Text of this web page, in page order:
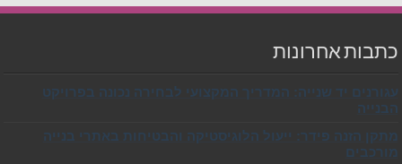
כתבות אחרונות
עגורנים יד שנייה: המדריך המקצועי לבחירה נכונה בפרויקט
הבנייה
מתקן הזנה פידר: ייעול הלוגיסטיקה והבטיחות באתרי בנייה
מורכבים